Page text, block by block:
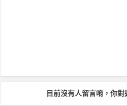
目前沒有人留言唷，你對